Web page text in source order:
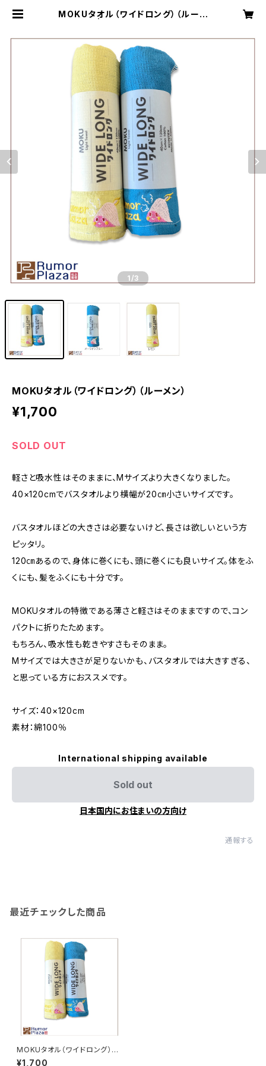
MOKUタオル（ワイドロング）（ルーメ
1 /3
MOKUタオル（ワイドロング）（ルーメン）
¥1,700
SOLD OUT
軽さと吸水性はそのままに、Mサイズより大きくなりました。
40×120cmでバスタオルより横幅が20㎝小さいサイズです。
バスタオルほどの大きさは必要ないけど、長さは欲しいという方
ピッタリ。
120㎝あるので、身体に巻くにも、頭に巻くにも良いサイズ。体をふ
くにも、髪をふくにも十分です。
MOKUタオルの特徴である薄さと軽さはそのままですので、コン
パクトに折りたためます。
もちろん、吸水性も乾きやすさもそのまま。
Mサイズでは大きさが足りないかも、バスタオルでは大きすぎる、
と思っている方におススメです。
サイズ：40×120cm
素材：綿100％
International shipping available
Sold out
日本国内にお住まいの方向け
通報する
最近チェックした商品
MOKUタオル（ワイドロング）
（ルーメン）
¥1,700